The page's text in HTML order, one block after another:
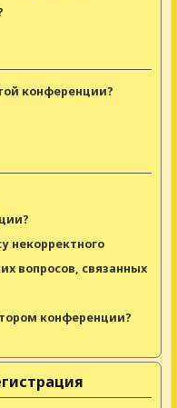
конференции?
некорректного
вопросов, связанных
конференции?